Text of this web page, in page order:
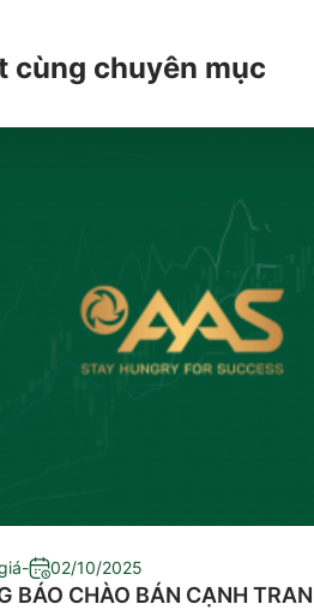
cùng chuyên mục
- 02/10/2025
BÁO CHÀO BÁN CẠNH